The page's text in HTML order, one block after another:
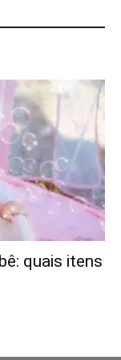
quais itens